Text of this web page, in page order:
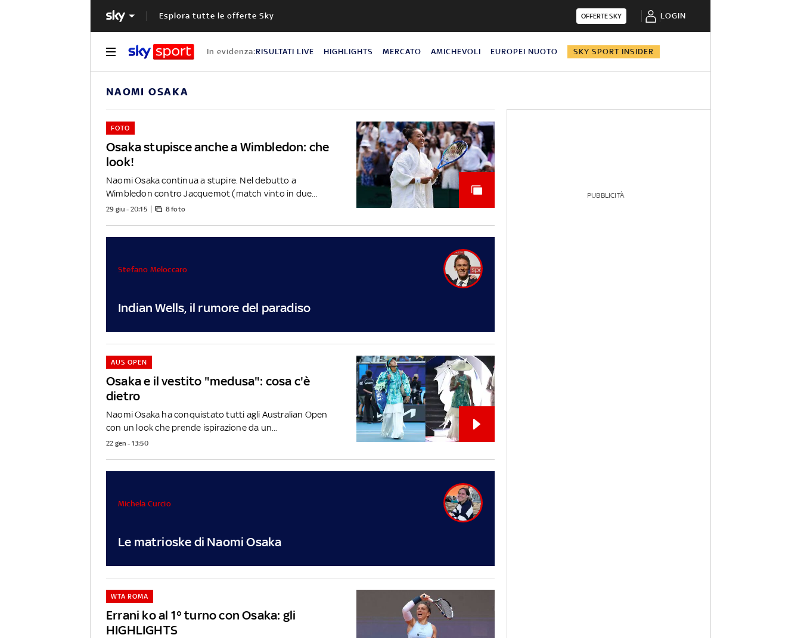
Esplora tutte le offerte Sky OFFERTE SKY LOGIN
In evidenza:RISULTATI LIVE HIGHLIGHTS MERCATO AMICHEVOLI EUROPEI NUOTO SKY SPORT INSIDER
NAOMI OSAKA
Osaka stupisce anche a Wimbledon: che
look!
FOTO
Naomi Osaka continua a stupire. Nel debutto a
Wimbledon contro Jacquemot (match vinto in due...
29 giu - 20:15 8 foto
Indian Wells, il rumore del paradiso
Stefano Meloccaro
Osaka e il vestito "medusa": cosa c'è
dietro
AUS OPEN
Naomi Osaka ha conquistato tutti agli Australian Open
con un look che prende ispirazione da un...
22 gen - 13:50
Le matrioske di Naomi Osaka
Michela Curcio
Errani ko al 1° turno con Osaka: gli
HIGHLIGHTS
WTA ROMA
PUBBLICITÀ